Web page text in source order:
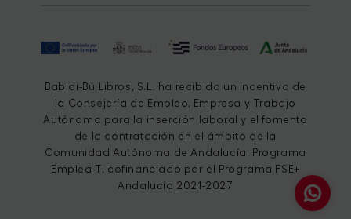
Babidi-Bú Libros, S.L. ha recibido un incentivo de
la Consejería de Empleo, Empresa y Trabajo
Autónomo para la inserción laboral y el fomento
de la contratación en el ámbito de la
Comunidad Autónoma de Andalucía. Programa
Emplea-T, cofinanciado por el Programa FSE+
Andalucía 2021-2027